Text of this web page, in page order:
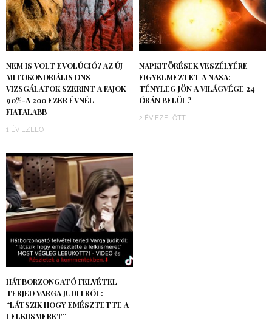
NEM IS VOLT EVOLÚCIÓ? AZ ÚJ
MITOKONDRIÁLIS DNS
VIZSGÁLATOK SZERINT A FAJOK
90%-A 200 EZER ÉVNÉL
FIATALABB
1 ÉV EZELŐTT
NAPKITÖRÉSEK VESZÉLYÉRE
FIGYELMEZTET A NASA:
TÉNYLEG JÖN A VILÁGVÉGE 24
ÓRÁN BELÜL?
2 ÉV EZELŐTT
HÁTBORZONGATÓ FELVÉTEL
TERJED VARGA JUDITRÓL:
“LÁTSZIK HOGY EMÉSZTETTE A
LELKIISMERET”